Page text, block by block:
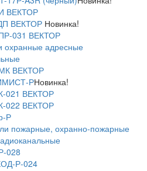
ВЕКТОР
ВЕКТОР Новинка!
031 ВЕКТОР
охранные адресные
ВЕКТОР
РНовинка!
021 ВЕКТОР
022 ВЕКТОР
Р
пожарные, охранно-пожарные
028
Р-024